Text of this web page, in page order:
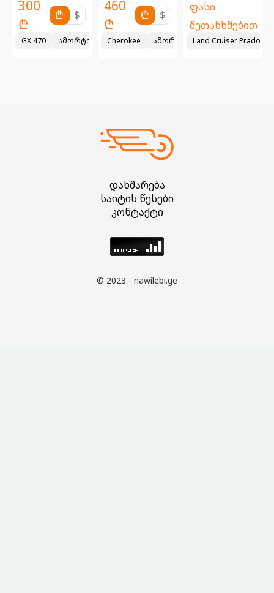
TOYOTA CAMRY 3.5 PRADO 4.0 .. ორიგინალი ტოიოტა 2021
300
₾
₾ $
GX 470 ამორტიზატორის ბალიში უკ. TOYOTA LC PRADO GX470
460
₾
₾ $
Cherokee ამორტიზატორის საყრდენი
ფასი
შეთანხმებით
Land Cruiser Prado
დახმარება
საიტის წესები
კონტაქტი
© 2023 - nawilebi.ge